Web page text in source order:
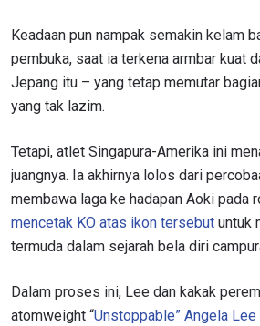
Keadaan pun nampak semakin kelam
pembuka, saat ia terkena armbar kuat
Jepang itu – yang tetap memutar
yang tak lazim.
Tetapi, atlet Singapura-Amerika ini
juangnya. Ia akhirnya lolos dari
membawa laga ke hadapan Aoki pada
mencetak KO atas ikon tersebut untuk
termuda dalam sejarah bela diri
Dalam proses ini, Lee dan kakak
atomweight “Unstoppable” Angela Lee